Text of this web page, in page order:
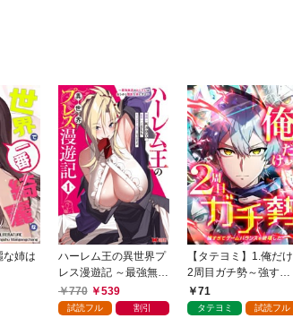
な姉は
ハーレム王の異世界プ
レス漫遊記 ～最強無双
のおじさんはあらゆる
種族を嫁にする～（コ
770 539
試読フル 割引
【タテヨミ】1.俺だけ
2周目ガチ勢～強すぎ
てゲームバランスを破
壊した～
71
タテヨミ 試読フル